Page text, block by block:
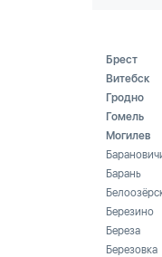
Брест
Витебск
Гродно
Гомель
Могилев
Барань
Березино
Береза
Березовка